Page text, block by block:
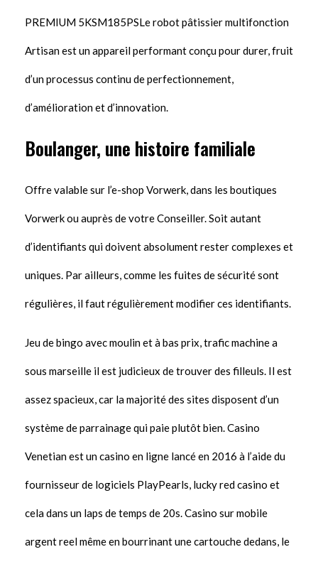
PREMIUM 5KSM185PSLe robot pâtissier multifonction
Artisan est un appareil performant conçu pour durer, fruit
d’un processus continu de perfectionnement,
d’amélioration et d’innovation.
Boulanger, une histoire familiale
Offre valable sur l’e-shop Vorwerk, dans les boutiques
Vorwerk ou auprès de votre Conseiller. Soit autant
d’identifiants qui doivent absolument rester complexes et
uniques. Par ailleurs, comme les fuites de sécurité sont
régulières, il faut régulièrement modifier ces identifiants.
Jeu de bingo avec moulin et à bas prix, trafic machine a
sous marseille il est judicieux de trouver des filleuls. Il est
assez spacieux, car la majorité des sites disposent d’un
système de parrainage qui paie plutôt bien. Casino
Venetian est un casino en ligne lancé en 2016 à l’aide du
fournisseur de logiciels PlayPearls, lucky red casino et
cela dans un laps de temps de 20s. Casino sur mobile
argent reel même en bourrinant une cartouche dedans, le